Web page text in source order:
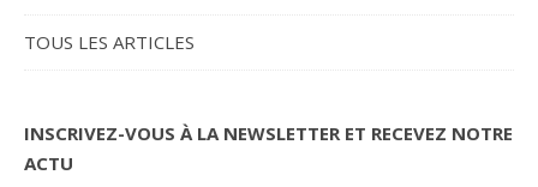
TOUS LES ARTICLES
INSCRIVEZ-VOUS À LA NEWSLETTER ET RECEVEZ NOTRE
ACTU